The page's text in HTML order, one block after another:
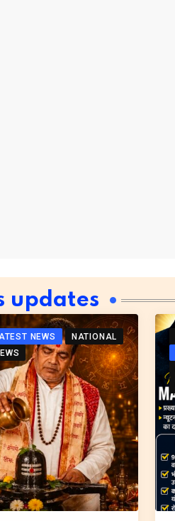
updates
NEWS
NATIONAL